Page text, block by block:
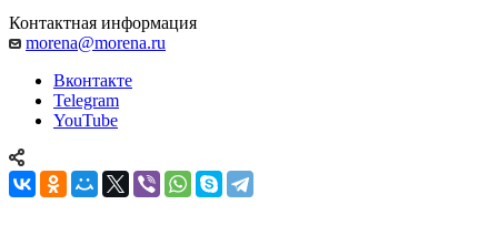
Контактная информация
morena@morena.ru
Вконтакте
Telegram
YouTube